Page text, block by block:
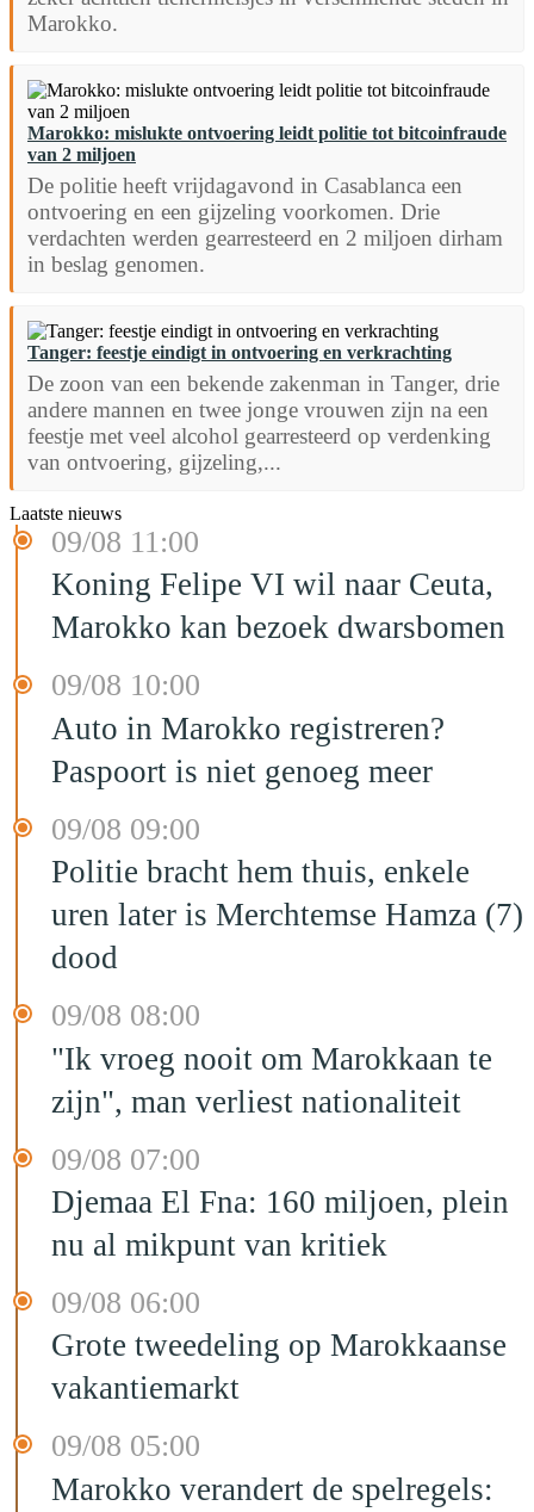
Marokko.
Marokko: mislukte ontvoering leidt politie tot bitcoinfraude
van 2 miljoen
De politie heeft vrijdagavond in Casablanca een
ontvoering en een gijzeling voorkomen. Drie
verdachten werden gearresteerd en 2 miljoen dirham
in beslag genomen.
Tanger: feestje eindigt in ontvoering en verkrachting
De zoon van een bekende zakenman in Tanger, drie
andere mannen en twee jonge vrouwen zijn na een
feestje met veel alcohol gearresteerd op verdenking
van ontvoering, gijzeling,...
Laatste nieuws
09/08 11:00
Koning Felipe VI wil naar Ceuta,
Marokko kan bezoek dwarsbomen
09/08 10:00
Auto in Marokko registreren?
Paspoort is niet genoeg meer
09/08 09:00
Politie bracht hem thuis, enkele
uren later is Merchtemse Hamza (7)
dood
09/08 08:00
"Ik vroeg nooit om Marokkaan te
zijn", man verliest nationaliteit
09/08 07:00
Djemaa El Fna: 160 miljoen, plein
nu al mikpunt van kritiek
09/08 06:00
Grote tweedeling op Marokkaanse
vakantiemarkt
09/08 05:00
Marokko verandert de spelregels: